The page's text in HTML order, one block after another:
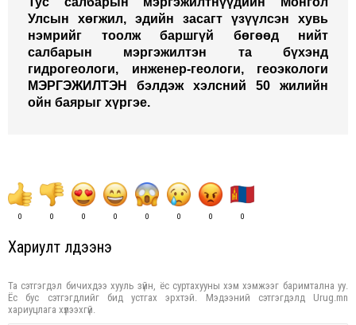
Улсын хөгжил, эдийн засагт үзүүлсэн хувь
нэмрийг тоолж баршгүй бөгөөд нийт
салбарын мэргэжилтэн та бүхэнд
гидрогеологи, инженер-геологи, геоэкологи
МЭРГЭЖИЛТЭН бэлдэж хэлсний 50 жилийн
ойн баярыг хүргэе.
0 0 0 0 0 0 0 0
Хариулт үлдээнэ үү
Та сэтгэгдэл бичихдээ хууль зүйн, ёс суртахууны хэм хэмжээг баримтална уу.
Ёс бус сэтгэгдлийг бид устгах эрхтэй. Мэдээний сэтгэгдэлд Urug.mn
хариуцлага хүлээхгүй.